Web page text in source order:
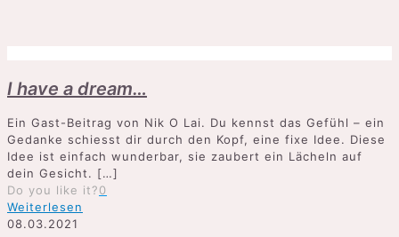
I have a dream…
Ein Gast-Beitrag von Nik O Lai. Du kennst das Gefühl – ein
Gedanke schiesst dir durch den Kopf, eine fixe Idee. Diese
Idee ist einfach wunderbar, sie zaubert ein Lächeln auf
dein Gesicht. […]
Do you like it?0
Weiterlesen
08.03.2021